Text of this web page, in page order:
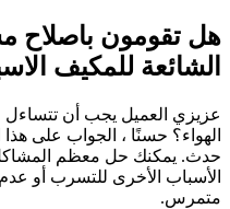
هل تقومون باصلاح
الشائعة للمكيف
عزيزي العميل يجب أن
الهواء؟ حسنًا ، الجواب على
حدث. يمكنك حل معظم
الأسباب الأخرى للتسرب أو
متمرس.